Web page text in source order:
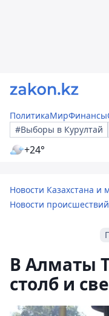
ПолитикаМирФинансы
#Выборы в Курултай
+24°
Новости Казахстана и
Новости происшествий
В Алматы
столб и